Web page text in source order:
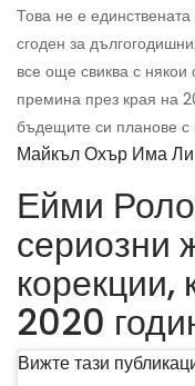
Това не е
сгоден за
все още свиква с някои
премина през края на
бъдещите си планове с
Майкъл Охър Има
Ейми
сериозни
корекции,
2020
Вижте тази